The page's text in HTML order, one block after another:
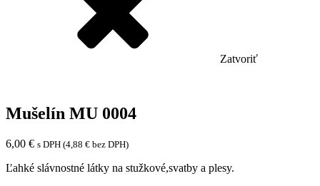
Zatvoriť
Mušelín MU 0004
6,00 € s DPH (4,88 € bez DPH)
Ľahké slávnostné látky na stužkové,svatby a plesy.